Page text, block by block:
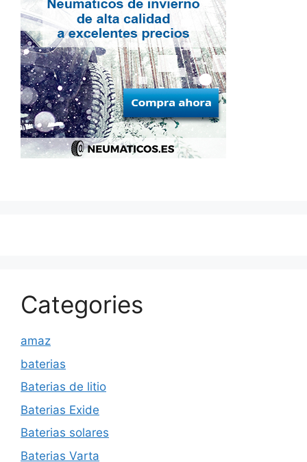
Categories
amaz
baterias
Baterias de litio
Baterias Exide
Baterias solares
Baterias Varta